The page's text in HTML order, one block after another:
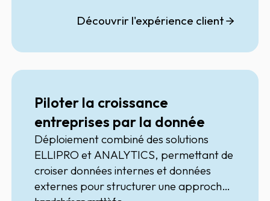
teams sur une trentaine de groupes
d'utilisateurs afin de faciliter l'adoption
monté de version en migrant ses
utilisateurs sur la dernière version CFB
V2 encore plus ergonomique et avec un
worflow qui encadre encore plus
l'utilisateur dans sa due diligence.
Découvrir l'expérience client
Piloter la croissance
entreprises par la donnée
Déploiement combiné des solutions
ELLIPRO etANALYTICS, permettant de
croiser données internes et données
externes pour structurer une approche